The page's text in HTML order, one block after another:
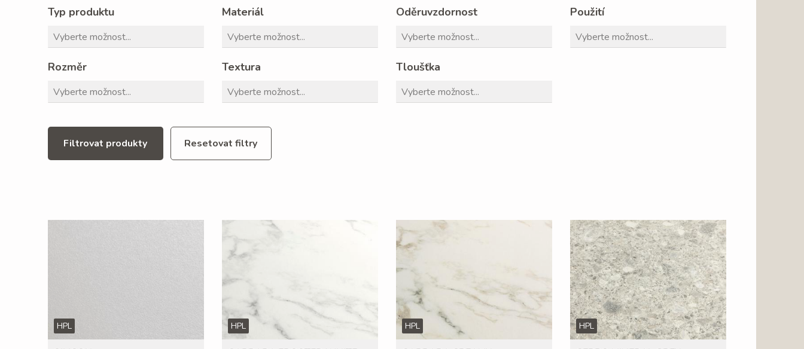
Typ produktu Materiál Oděruvzdornost Použití
Rozměr Textura Tloušťka
Filtrovat produkty Resetovat filtry
HPL HPL HPL HPL